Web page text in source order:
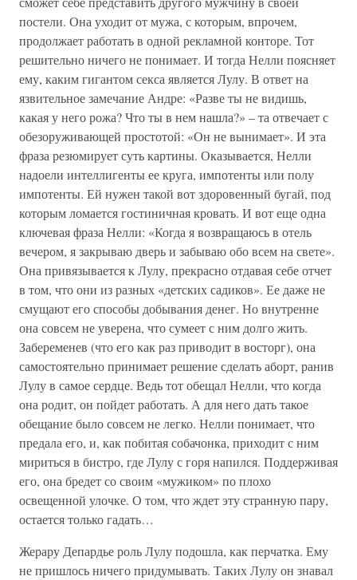
постели. Она уходит от мужа, с которым, впрочем,
продолжает работать в одной рекламной конторе. Тот
решительно ничего не понимает. И тогда Нелли поясняет
ему, каким гигантом секса является Лулу. В ответ на
язвительное замечание Андре: «Разве ты не видишь,
какая у него рожа? Что ты в нем нашла?» – та отвечает с
обезоруживающей простотой: «Он не вынимает». И эта
фраза резюмирует суть картины. Оказывается, Нелли
надоели интеллигенты ее круга, импотенты или полу
импотенты. Ей нужен такой вот здоровенный бугай, под
которым ломается гостиничная кровать. И вот еще одна
ключевая фраза Нелли: «Когда я возвращаюсь в отель
вечером, я закрываю дверь и забываю обо всем на свете».
Она привязывается к Лулу, прекрасно отдавая себе отчет
в том, что они из разных «детских садиков». Ее даже не
смущают его способы добывания денег. Но внутренне
она совсем не уверена, что сумеет с ним долго жить.
Забеременев (что его как раз приводит в восторг), она
самостоятельно принимает решение сделать аборт, ранив
Лулу в самое сердце. Ведь тот обещал Нелли, что когда
она родит, он пойдет работать. А для него дать такое
обещание было совсем не легко. Нелли понимает, что
предала его, и, как побитая собачонка, приходит с ним
мириться в бистро, где Лулу с горя напился. Поддерживая
его, она бредет со своим «мужиком» по плохо
освещенной улочке. О том, что ждет эту странную пару,
остается только гадать…
Жерару Депардье роль Лулу подошла, как перчатка. Ему
не пришлось ничего придумывать. Таких Лулу он знавал